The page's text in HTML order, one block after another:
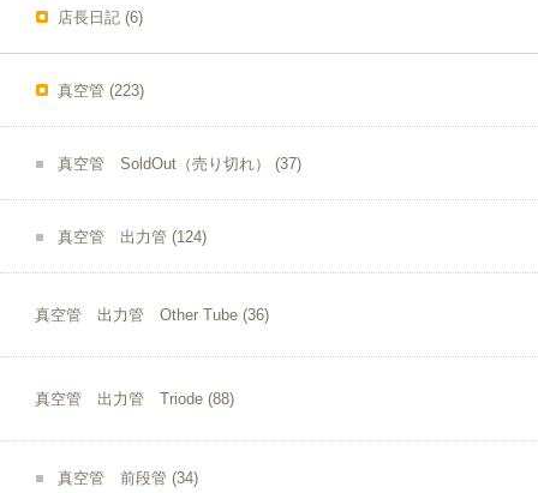
店長日記 (6)
真空管 (223)
真空管 SoldOut（売り切れ） (37)
真空管 出力管 (124)
真空管 出力管 Other Tube (36)
真空管 出力管 Triode (88)
真空管 前段管 (34)